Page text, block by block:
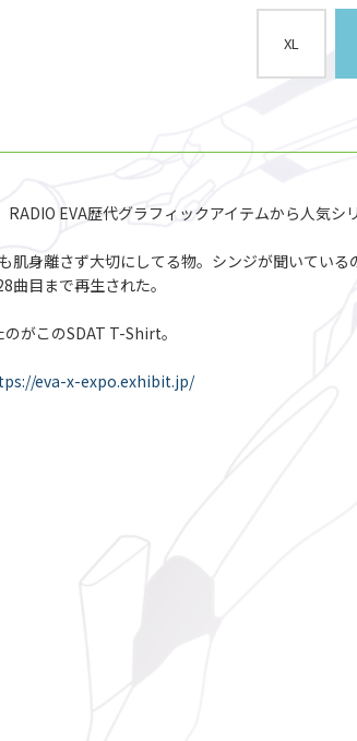
XL
EVA歴代グラフィックアイテムから人気シ
身離さず大切にしてる物。シンジが聞いてい
目まで再生された。
がこのSDAT T-Shirt。
eva-x-expo.exhibit.jp/